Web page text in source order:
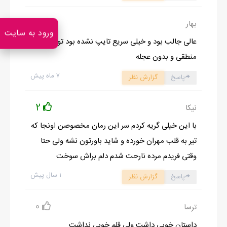
_از طرف آقای پارسی اومدیم.
_آها متوجه شدم خوش اومدید
_ممنونم.بفرمایید لباستونو عوص کنید اگر شستنی بود بزارید میشورم.
_لطف میکنی شهربانوخانوم.مامانم کجاست؟
_وظیفس.خانوم اتاقشون هستن.
رفتم بالا اول به مامان سلام گفتم بعد رفتم لباس عوض کردم.اون روز رو
فهمیدم کارای هفتگیم چیه دیگه.وااای چقد تمریییین عین روزای اول
شدیده مطمئنم...فقط حتما ایندفعه بدتر از قبل!نگران نمره هام نبودم
چون اونا مجبوربودن کاری کنن نمره هام همیشه بالا باشه.تنها چیزی
که مهم بود زبان انگلیسی بود که باید فول میشدم.صبح فرنگیس
برنامه هفتگیو که دیروز از مدیر گرفته بودم مرتب کردم.وارد مدرسه که
شدم همه یه جور عجیب غریب نگام میکردن..احتمالا بخاطر تازه
بهار
عالی جالب بود و خیلی سریع تایپ نشده بود توصیف
منطقی و بدون عجله
۷ ماه پیش پاسخ گزارش نظر
نیکا 2
با این خیلی گریه کردم سر این رمان مخصوصن اونجا که
تیر به قلب مهران خورده و شاید باورتون نشه ولی حتا
وقتی فریدم مرده نارحت شدم دلم براش سوخت
۱ سال پیش پاسخ گزارش نظر
ترسا 0
ورود به سایت